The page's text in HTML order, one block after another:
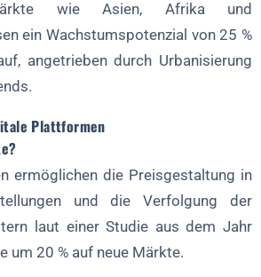
wie Asien, Afrika und
ein Wachstumspotenzial von 25 %
angetrieben durch Urbanisierung
Plattformen
ermöglichen die Preisgestaltung in
und die Verfolgung der
laut einer Studie aus dem Jahr
um 20 % auf neue Märkte.